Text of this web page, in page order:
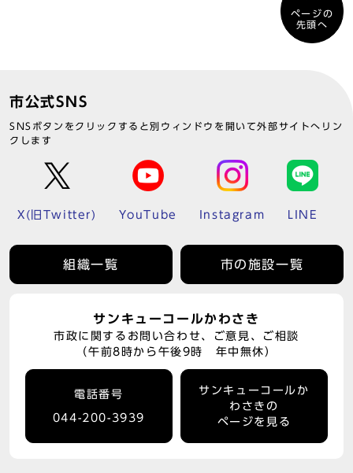
ページの
先頭へ
市公式SNS
SNSボタンをクリックすると別ウィンドウを開いて外部サイトへリン
クします
X(旧Twitter) YouTube Instagram LINE
組織一覧 市の施設一覧
サンキューコールかわさき
市政に関するお問い合わせ、ご意見、ご相談
（午前8時から午後9時 年中無休）
電話番号
044-200-3939
サンキューコールか
わさきの
ページを見る